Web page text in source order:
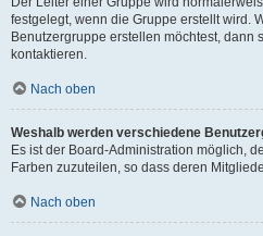
festgelegt, wenn die Gruppe erstellt wird.
Benutzergruppe erstellen möchtest, dann
kontaktieren.
Nach oben
Weshalb werden verschiedene
Es ist der Board-Administration möglich,
Farben zuzuteilen, so dass deren
Nach oben